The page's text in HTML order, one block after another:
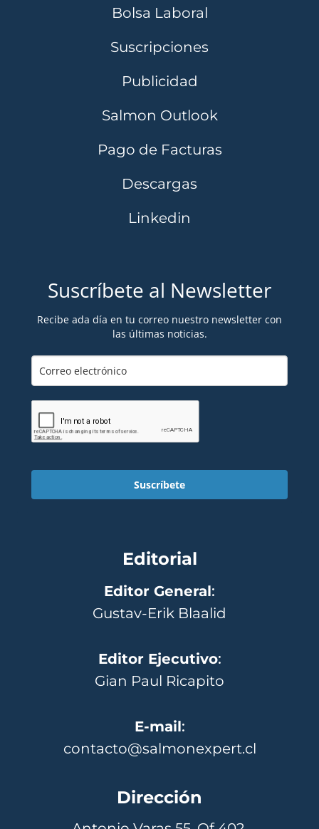
Bolsa Laboral
Suscripciones
Publicidad
Salmon Outlook
Pago de Facturas
Descargas
Linkedin
Suscríbete al Newsletter
Recibe ada día en tu correo nuestro newsletter con
las últimas noticias.
Suscríbete
Editorial
Editor General:
Gustav-Erik Blaalid
Editor Ejecutivo:
Gian Paul Ricapito
E-mail:
contacto@salmonexpert.cl
Dirección